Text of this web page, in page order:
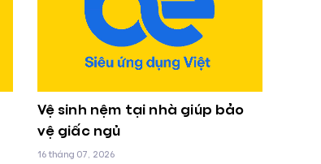
Vệ sinh nệm tại nhà giúp bảo
vệ giấc ngủ
16 tháng 07, 2026